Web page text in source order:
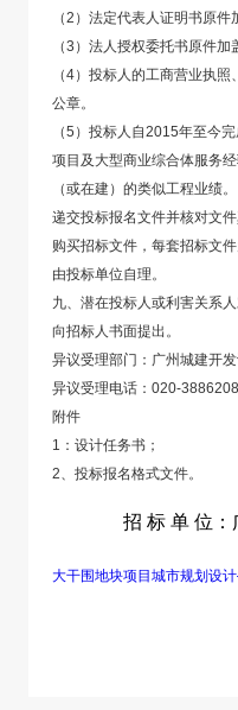
（2）法定代表人证明书原件
（3）法人授权委托书原件加
（4）投标人的工商营业执
公章。
（5）投标人自2015年至今
项目及大型商业综合体服务
（或在建）的类似工程业绩。
递交投标报名文件并核对文
购买招标文件，每套招标文
由投标单位自理。
九、潜在投标人或利害关系
向招标人书面提出。
异议受理部门：广州城建开
异议受理电话：020-
附件
1：设计任务书；
2、投标报名格式文件。
招 标 单 位：
大干围地块项目城市规划设